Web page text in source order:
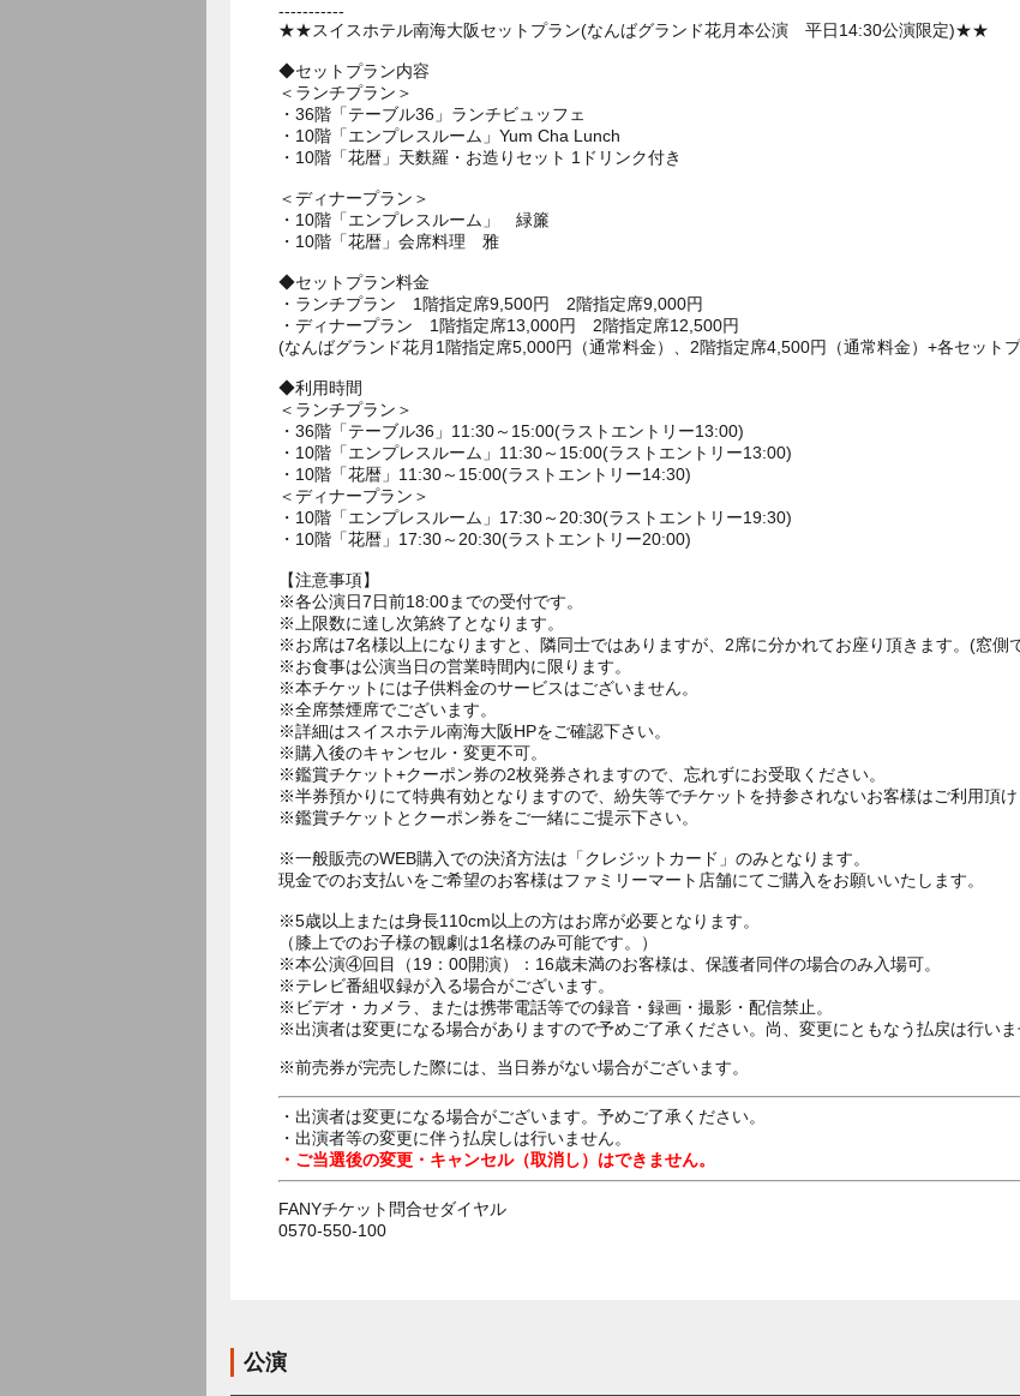
-----------
★★スイスホテル南海大阪セットプラン(なんばグランド花月本公演 平日14:30公演限定)★★
◆セットプラン内容
＜ランチプラン＞
・36階「テーブル36」ランチビュッフェ
・10階「エンプレスルーム」Yum Cha Lunch
・10階「花暦」天麩羅・お造りセット 1ドリンク付き
＜ディナープラン＞
・10階「エンプレスルーム」 緑簾
・10階「花暦」会席料理 雅
◆セットプラン料金
・ランチプラン 1階指定席9,500円 2階指定席9,000円
・ディナープラン 1階指定席13,000円 2階指定席12,500円
(なんばグランド花月1階指定席5,000円（通常料金）、2階指定席4,500円（通常料金）+各セット
◆利用時間
＜ランチプラン＞
・36階「テーブル36」11:30～15:00(ラストエントリー13:00)
・10階「エンプレスルーム」11:30～15:00(ラストエントリー13:00)
・10階「花暦」11:30～15:00(ラストエントリー14:30)
＜ディナープラン＞
・10階「エンプレスルーム」17:30～20:30(ラストエントリー19:30)
・10階「花暦」17:30～20:30(ラストエントリー20:00)
【注意事項】
※各公演日7日前18:00までの受付です。
※上限数に達し次第終了となります。
※お席は7名様以上になりますと、隣同士ではありますが、2席に分かれてお座り頂きます。(窓側
※お食事は公演当日の営業時間内に限ります。
※本チケットには子供料金のサービスはございません。
※全席禁煙席でございます。
※詳細はスイスホテル南海大阪HPをご確認下さい。
※購入後のキャンセル・変更不可。
※鑑賞チケット+クーポン券の2枚発券されますので、忘れずにお受取ください。
※半券預かりにて特典有効となりますので、紛失等でチケットを持参されないお客様はご利用頂け
※鑑賞チケットとクーポン券をご一緒にご提示下さい。
※一般販売のWEB購入での決済方法は「クレジットカード」のみとなります。
現金でのお支払いをご希望のお客様はファミリーマート店舗にてご購入をお願いいたします。
※5歳以上または身長110cm以上の方はお席が必要となります。
（膝上でのお子様の観劇は1名様のみ可能です。）
※本公演④回目（19：00開演）：16歳未満のお客様は、保護者同伴の場合のみ入場可。
※テレビ番組収録が入る場合がございます。
※ビデオ・カメラ、または携帯電話等での録音・録画・撮影・配信禁止。
※出演者は変更になる場合がありますので予めご了承ください。尚、変更にともなう払戻は行いま
※前売券が完売した際には、当日券がない場合がございます。
・出演者は変更になる場合がございます。予めご了承ください。
・出演者等の変更に伴う払戻しは行いません。
・ご当選後の変更・キャンセル（取消し）はできません。
FANYチケット問合せダイヤル
0570-550-100
公演